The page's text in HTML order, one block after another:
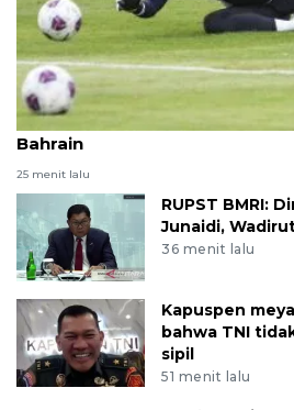
Lima pemain Indonesia yang
Bahrain
25 menit lalu
RUPST BMRI:
Junaidi,
36 menit lalu
Kapuspen
bahwa TNI
sipil
51 menit lalu